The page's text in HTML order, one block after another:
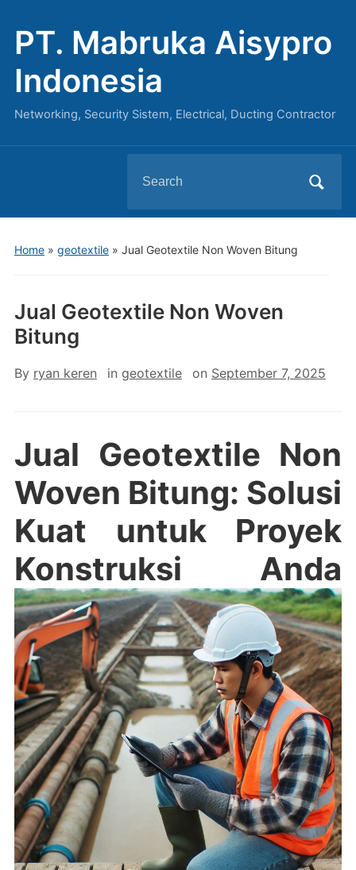
PT. Mabruka Aisypro
Indonesia
Networking, Security Sistem, Electrical, Ducting Contractor
for:
Home» geotextile» Jual Geotextile Non Woven Bitung
Jual Geotextile Non Woven
Bitung
By ryan keren in geotextile on September 7, 2025
Jual Geotextile Non
Woven Bitung: Solusi
Kuat untuk Proyek
Konstruksi Anda